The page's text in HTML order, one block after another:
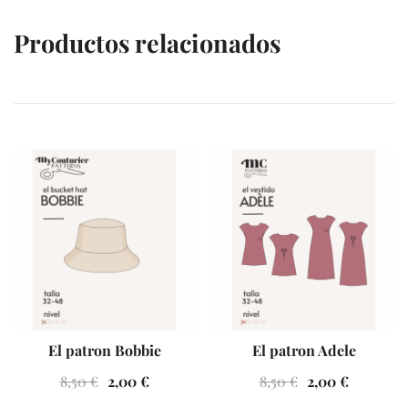
Productos relacionados
VENTES À 2€
El patron Bobbie
8,50€ El
2,00€El
VENTES À 2€
El patron Adele
8,50€ El
2,00€El